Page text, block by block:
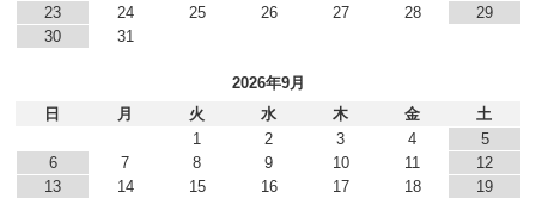
23
24 25 26 27 28
29
30
31
2026年9月
日
月 火 水 木 金
土
1
2 3 4
5
6
7 8 9 10 11
12
13
14 15 16 17 18
19